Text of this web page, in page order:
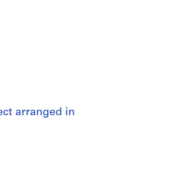
arranged in